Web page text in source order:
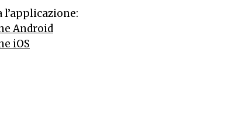
l’applicazione:
Android
iOS